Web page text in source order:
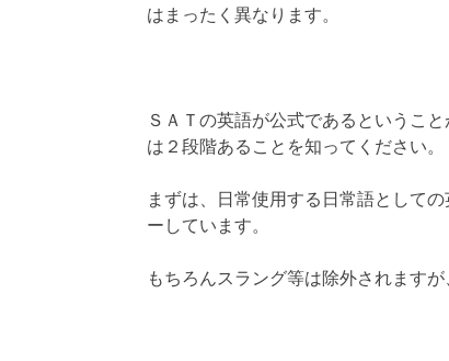
はまったく異なります。
ＳＡＴの英語が公式であるというこ
は２段階あることを知ってください。
まずは、日常使用する日常語として
ーしています。
もちろんスラング等は除外されます